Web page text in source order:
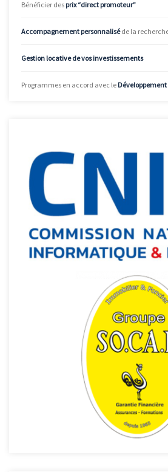
Bénéficier des prix “direct promoteur”
Accompagnement personnaliséde la
Gestion locative de vos investissements
Programmes en accord avec le